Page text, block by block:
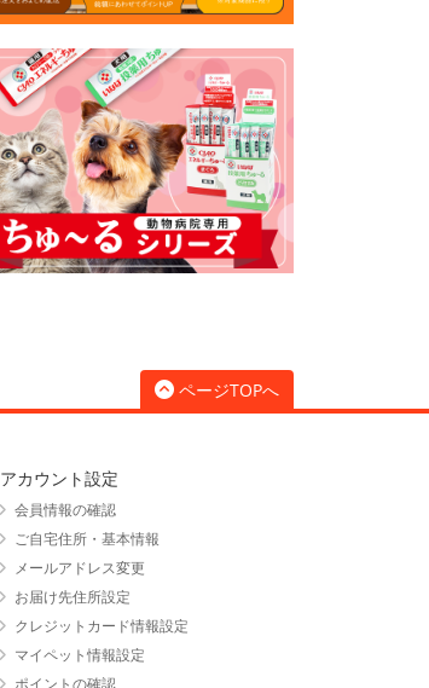
ページTOPへ
アカウント設定
会員情報の確認
ご自宅住所・基本情報
メールアドレス変更
お届け先住所設定
クレジットカード情報設定
マイペット情報設定
ポイントの確認